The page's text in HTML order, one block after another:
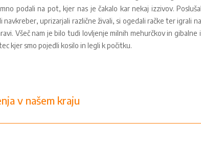
podali na pot, kjer nas je čakalo kar nekaj izzivov.
navkreber, uprizarjali različne živali, si ogedali račke ter igrali
Všeč nam je bilo tudi lovljenje milnih mehurčkov in
kjer smo pojedli kosilo in legli k počitku.
v našem kraju